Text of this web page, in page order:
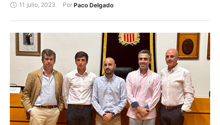
oreja.11 julio, 2023 Por Paco Delgado